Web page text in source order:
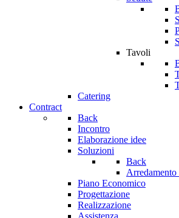
Tavoli
Catering
Contract
Back
Incontro
Elaborazione idee
Soluzioni
Back
Piano Economico
Progettazione
Realizzazione
Assistenza